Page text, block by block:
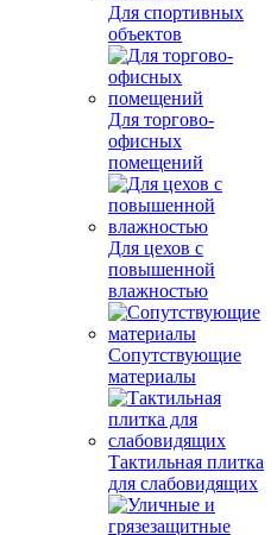
Для спортивных
объектов
Для торгово-
офисных
помещений
Для цехов с
повышенной
влажностью
Сопутствующие
материалы
Тактильная плитка
для слабовидящих